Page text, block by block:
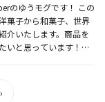
のゆうモグです！ この
菓子から和菓子、世界
介いたします。商品を
いと思っています！！